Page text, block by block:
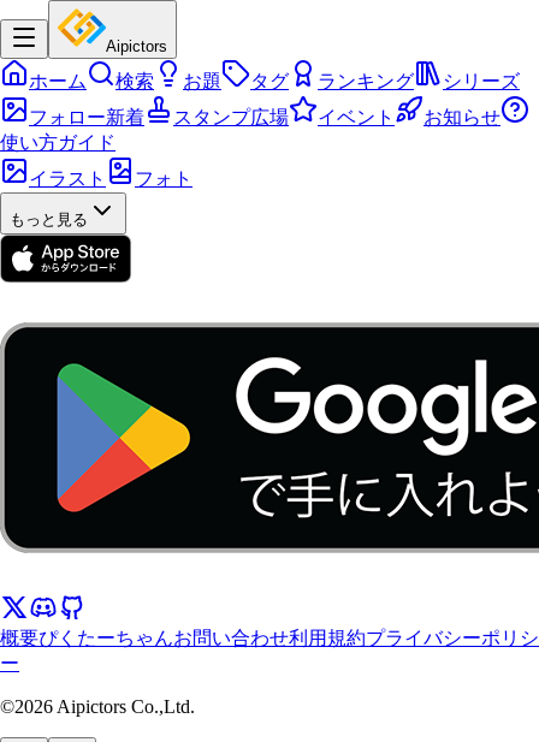
Aipictors
ホーム 検索 お題 タグ ランキング
シリーズ
フォロー新着
スタンプ広場 イベント
お知らせ
使い方ガイド
イラスト
フォト
もっと見る
概要ぴくたーちゃんお問い合わせ利用規約プライバシーポリシ
ー
©2026 Aipictors Co.,Ltd.